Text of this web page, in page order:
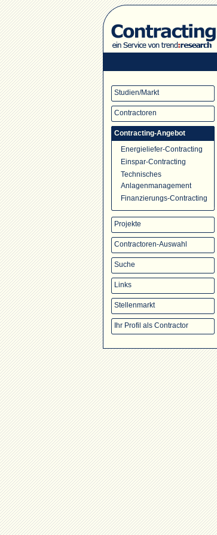
Studien/Markt
Contractoren
Contracting-Angebot
Energieliefer-Contracting
Einspar-Contracting
Technisches
Anlagenmanagement
Finanzierungs-Contracting
Projekte
Contractoren-Auswahl
Suche
Links
Stellenmarkt
Ihr Profil als Contractor